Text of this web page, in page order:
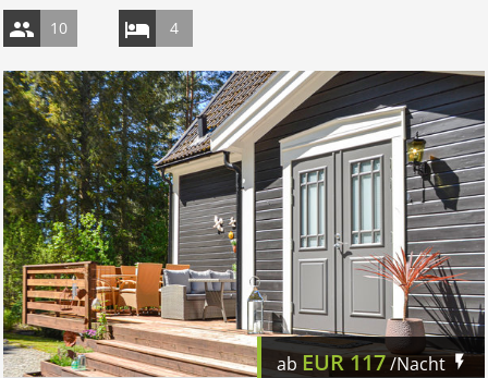
10 4
ab EUR117/Nacht